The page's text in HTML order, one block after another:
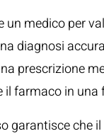
un medico per
diagnosi
prescrizione
il farmaco in
garantisce che